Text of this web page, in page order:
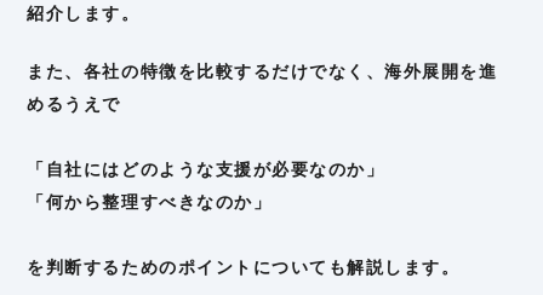
紹介します。
また、各社の特徴を比較するだけでなく、海外展開を進
めるうえで
「自社にはどのような支援が必要なのか」
「何から整理すべきなのか」
を判断するためのポイントについても解説します。